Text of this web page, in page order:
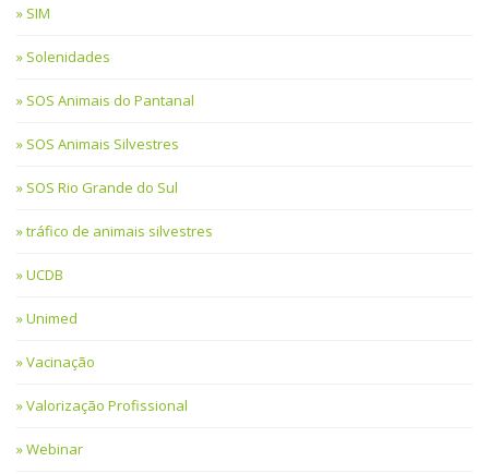
SIM
Solenidades
SOS Animais do Pantanal
SOS Animais Silvestres
SOS Rio Grande do Sul
tráfico de animais silvestres
UCDB
Unimed
Vacinação
Valorização Profissional
Webinar